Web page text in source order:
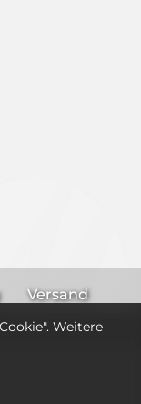
Versand
Weitere